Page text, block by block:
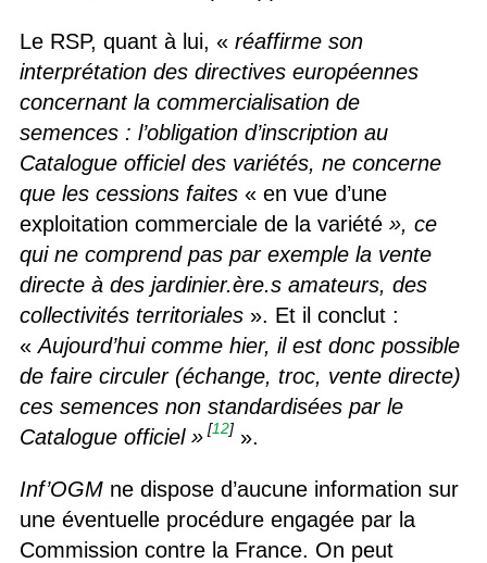
Le RSP, quant à lui, « réaffirme son
interprétation des directives européennes
concernant la commercialisation de
semences : l’obligation d’inscription au
Catalogue officiel des variétés, ne concerne
que les cessions faites « en vue d’une
exploitation commerciale de la variété», ce
qui ne comprend pas par exemple la vente
directe à des jardinier.ère.s amateurs, des
collectivités territoriales». Et il conclut :
«Aujourd’hui comme hier, il est donc possible
de faire circuler (échange, troc, vente directe)
ces semences non standardisées par le
Catalogue officiel » [12]».
Inf’OGMne dispose d’aucune information sur
une éventuelle procédure engagée par la
Commission contre la France. On peut